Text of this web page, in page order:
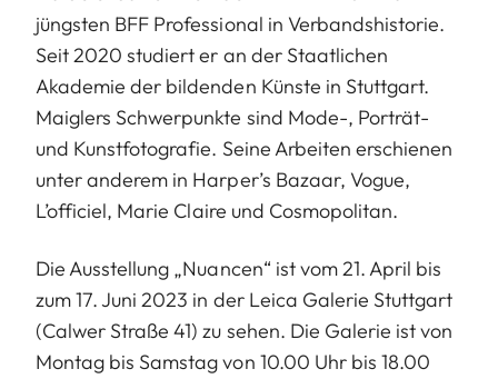
jüngsten BFF Professional in Verbandshistorie.
Seit 2020 studiert er an der Staatlichen
Akademie der bildenden Künste in Stuttgart.
Maiglers Schwerpunkte sind Mode-, Porträt-
und Kunstfotografie. Seine Arbeiten erschienen
unter anderem in Harper’s Bazaar, Vogue,
L’officiel, Marie Claire und Cosmopolitan.
Die Ausstellung „Nuancen“ ist vom 21. April bis
zum 17. Juni 2023 in der Leica Galerie Stuttgart
(Calwer Straße 41) zu sehen. Die Galerie ist von
Montag bis Samstag von 10.00 Uhr bis 18.00